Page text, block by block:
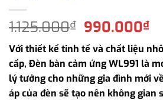
1.125.000₫ Giá
gốc
là:
1.125.000₫.
990.000₫Giá
Với thiết kế tinh tế và chất liệu
cấp, Đèn bàn cảm ứng WL991 là
lý tưởng cho những gia đình mới
áp của đèn sẽ tạo nên không gian